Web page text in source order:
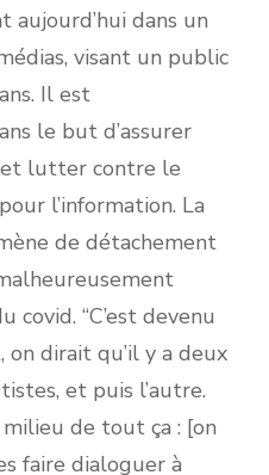
aujourd’hui dans un
visant un public
Il est
le but d’assurer
et lutter contre le
l’information. La
de détachement
covid. “C’est devenu
dirait qu’il y a deux
et puis l’autre.
de tout ça : [on
faire dialoguer à